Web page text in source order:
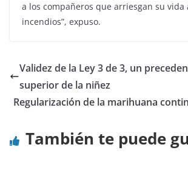
a los compañeros que arriesgan su
incendios”, expuso.
Validez de la Ley 3 de 3, un
superior de la niñez
Regularización de la marihuana
También te puede